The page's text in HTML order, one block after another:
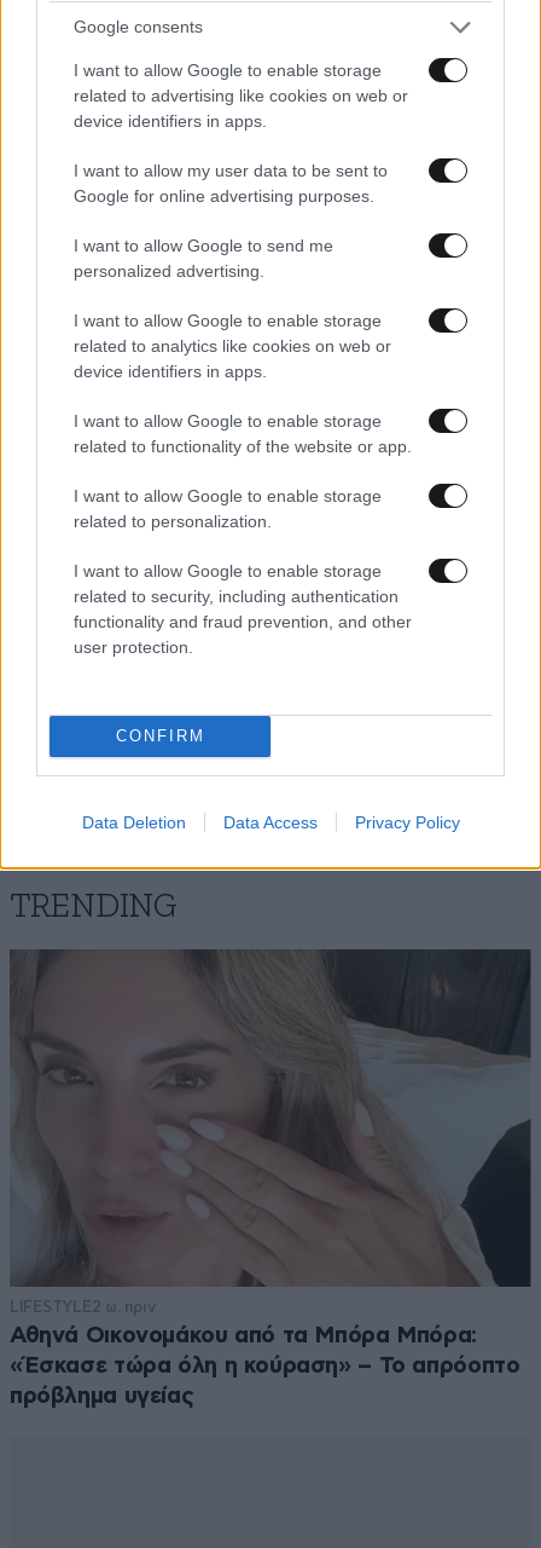
Google consents
I want to allow Google to enable storage
related to advertising like cookies on web or
device identifiers in apps.
I want to allow my user data to be sent to
Google for online advertising purposes.
I want to allow Google to send me
personalized advertising.
I want to allow Google to enable storage
related to analytics like cookies on web or
device identifiers in apps.
I want to allow Google to enable storage
related to functionality of the website or app.
I want to allow Google to enable storage
related to personalization.
I want to allow Google to enable storage
related to security, including authentication
functionality and fraud prevention, and other
user protection.
CONFIRM
Data Deletion Data Access Privacy Policy
Xαρακτήρες: 0/1000
Διαβάστε και ακολουθήστε τους κανόνες σχολιασμού
ΠΡΟΣΘΗΚΗ
o σωτηρας αριστερος εκατομμυριουχος!! για γελια..
TRENDING
LIFESTYLE 2 ω. πριν
Αθηνά Οικονομάκου από τα Μπόρα Μπόρα:
«Έσκασε τώρα όλη η κούραση» – Το απρόοπτο
πρόβλημα υγείας